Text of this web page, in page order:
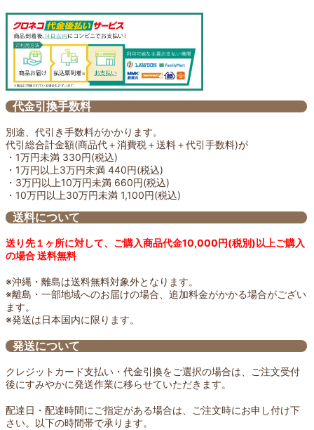
代金引換手数料
別途、代引き手数料がかかります。
代引総合計金額(商品代＋消費税＋送料＋代引手数料)が
・1万円未満 330円(税込)
・1万円以上3万円未満 440円(税込)
・3万円以上10万円未満 660円(税込)
・10万円以上30万円未満 1,100円(税込)
送料について
送り先１ヶ所に対して、ご購入商品代金10,000円(税別)以上ご購入
の場合 送料無料
※沖縄・離島は送料無料対象外となります。
※離島・一部地域へのお届けの場合、追加料金がかかる場合がござい
ます。
※発送は日本国内に限ります。
発送について
クレジットカード支払い・代金引換をご選択の場合は、ご注文受付
後にすみやかに発送作業に移らせていただきます。
配達日・配達時間にご指定がある場合は、ご注文時にお申し付け下
さい。以下の時間帯で承ります。